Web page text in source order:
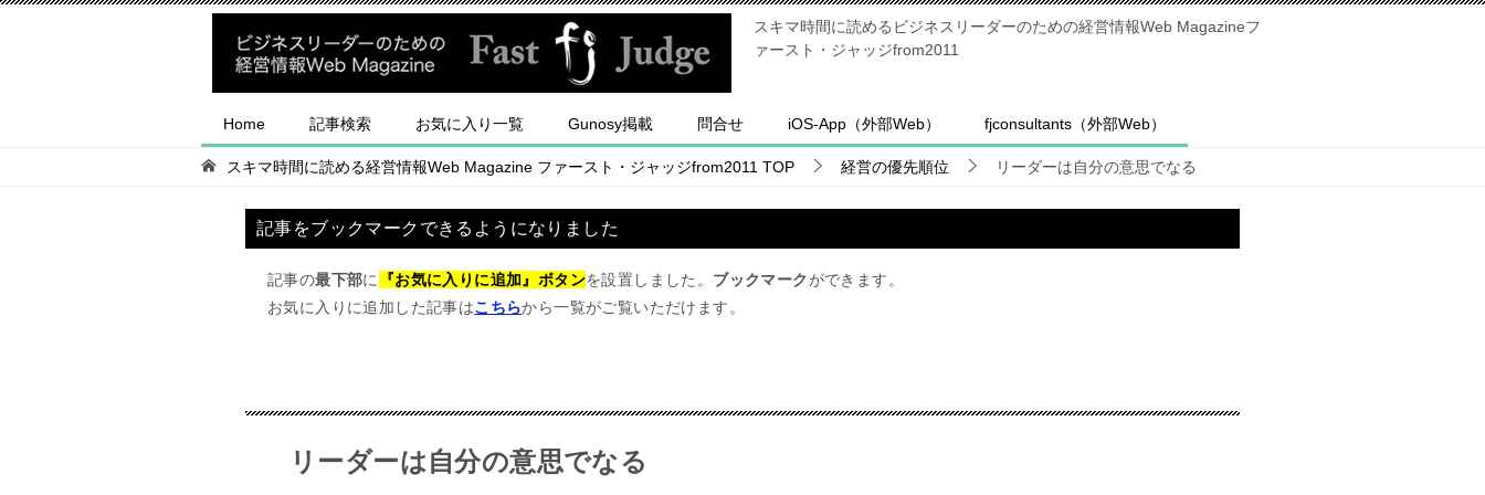
スキマ時間に読めるビジネスリーダーのための経営情報Web Magazineフ
ァースト・ジャッジfrom2011
Home 記事検索 お気に入り一覧 Gunosy掲載 問合せ iOS-App（外部Web） fjconsultants（外部Web）
スキマ時間に読める経営情報Web Magazine ファースト・ジャッジfrom2011 TOP 経営の優先順位 リーダーは自分の意思でなる
記事をブックマークできるようになりました
記事の最下部に 『お気に入りに追加』ボタンを設置しました。 ブックマーク ができます。
お気に入りに追加した記事はこちらから一覧がご覧いただけます。
リーダーは自分の意思でなる